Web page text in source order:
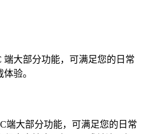
端大部分功能，可满足您的日常
验。
端大部分功能，可满足您的日常